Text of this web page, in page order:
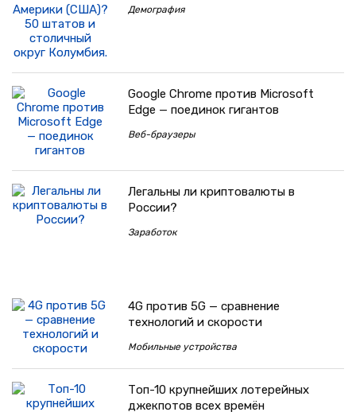
Демография
Google Chrome против Microsoft
Edge — поединок гигантов
Веб-браузеры
Легальны ли криптовалюты в
России?
Заработок
4G против 5G — сравнение
технологий и скорости
Мобильные устройства
Топ-10 крупнейших лотерейных
джекпотов всех времён